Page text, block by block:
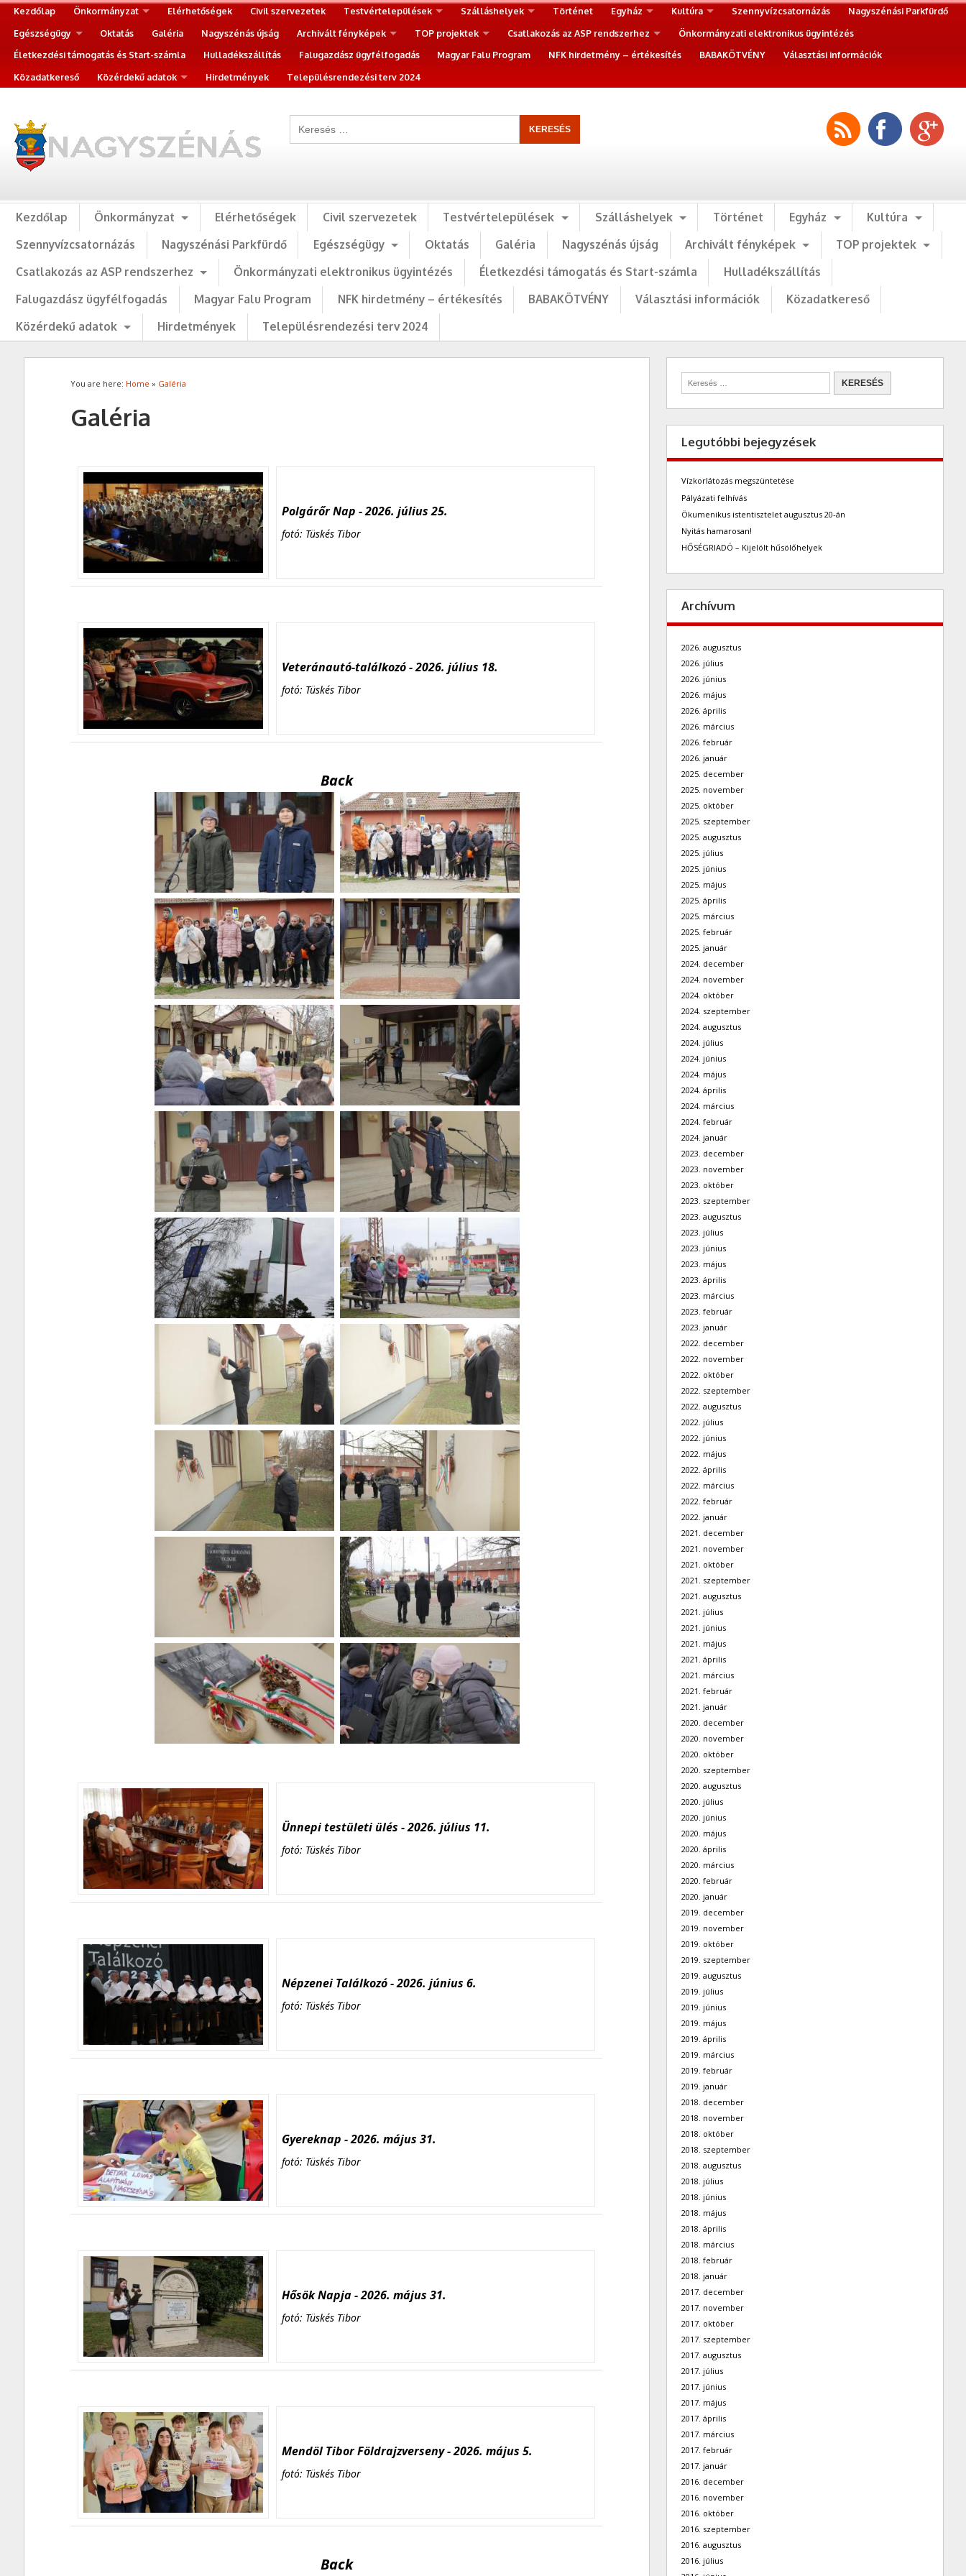
Kezdőlap Önkormányzat Elérhetőségek Civil szervezetek Testvértelepülések Szálláshelyek Történet Egyház Kultúra Szennyvízcsatornázás
Nagyszénási Parkfürdő
Egészségügy
Oktatás Galéria Nagyszénás újság Archivált fényképek TOP projektek Csatlakozás az ASP rendszerhez
Önkormányzati elektronikus ügyintézés
Életkezdési támogatás és Start-számla
Hulladékszállítás Falugazdász ügyfélfogadás Magyar Falu Program NFK hirdetmény – értékesítés BABAKÖTVÉNY
Választási információk
Közadatkereső
Közérdekű adatok Hirdetmények Településrendezési terv 2024
Kezdőlap Önkormányzat Elérhetőségek Civil szervezetek Testvértelepülések Szálláshelyek Történet Egyház
Kultúra
Szennyvízcsatornázás
Nagyszénási Parkfürdő Egészségügy Oktatás Galéria Nagyszénás újság Archivált fényképek
TOP projektek
Csatlakozás az ASP rendszerhez
Önkormányzati elektronikus ügyintézés Életkezdési támogatás és Start-számla
Hulladékszállítás
Falugazdász ügyfélfogadás
Magyar Falu Program NFK hirdetmény – értékesítés BABAKÖTVÉNY Választási információk
Közadatkereső
Közérdekű adatok
Hirdetmények Településrendezési terv 2024
You are here: Home » Galéria
Galéria
Polgárőr Nap - 2026. július 25.
fotó: Tüskés Tibor
Veteránautó-találkozó - 2026. július 18.
fotó: Tüskés Tibor
Back
Ünnepi testületi ülés - 2026. július 11.
fotó: Tüskés Tibor
Népzenei Találkozó - 2026. június 6.
fotó: Tüskés Tibor
Gyereknap - 2026. május 31.
fotó: Tüskés Tibor
Hősök Napja - 2026. május 31.
fotó: Tüskés Tibor
Mendöl Tibor Földrajzverseny - 2026. május 5.
fotó: Tüskés Tibor
Back
Legutóbbi bejegyzések
Vízkorlátozás megszüntetése
Pályázati felhívás
Ökumenikus istentisztelet augusztus 20-án
Nyitás hamarosan!
HŐSÉGRIADÓ – Kijelölt hűsölőhelyek
Archívum
2026. augusztus
2026. július
2026. június
2026. május
2026. április
2026. március
2026. február
2026. január
2025. december
2025. november
2025. október
2025. szeptember
2025. augusztus
2025. július
2025. június
2025. május
2025. április
2025. március
2025. február
2025. január
2024. december
2024. november
2024. október
2024. szeptember
2024. augusztus
2024. július
2024. június
2024. május
2024. április
2024. március
2024. február
2024. január
2023. december
2023. november
2023. október
2023. szeptember
2023. augusztus
2023. július
2023. június
2023. május
2023. április
2023. március
2023. február
2023. január
2022. december
2022. november
2022. október
2022. szeptember
2022. augusztus
2022. július
2022. június
2022. május
2022. április
2022. március
2022. február
2022. január
2021. december
2021. november
2021. október
2021. szeptember
2021. augusztus
2021. július
2021. június
2021. május
2021. április
2021. március
2021. február
2021. január
2020. december
2020. november
2020. október
2020. szeptember
2020. augusztus
2020. július
2020. június
2020. május
2020. április
2020. március
2020. február
2020. január
2019. december
2019. november
2019. október
2019. szeptember
2019. augusztus
2019. július
2019. június
2019. május
2019. április
2019. március
2019. február
2019. január
2018. december
2018. november
2018. október
2018. szeptember
2018. augusztus
2018. július
2018. június
2018. május
2018. április
2018. március
2018. február
2018. január
2017. december
2017. november
2017. október
2017. szeptember
2017. augusztus
2017. július
2017. június
2017. május
2017. április
2017. március
2017. február
2017. január
2016. december
2016. november
2016. október
2016. szeptember
2016. augusztus
2016. július